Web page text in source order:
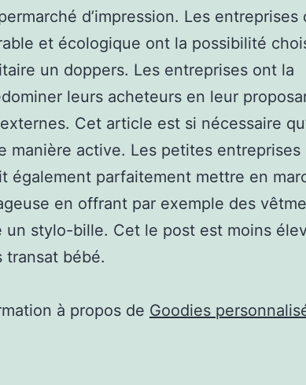
d’impression. Les entreprises
et écologique ont la possibilité
un doppers. Les entreprises ont la
leurs acheteurs en leur
Cet article est si nécessaire
manière active. Les petites entreprises
également parfaitement mettre en
en offrant par exemple des
un stylo-bille. Cet le post est moins
transat bébé.
à propos de Goodies